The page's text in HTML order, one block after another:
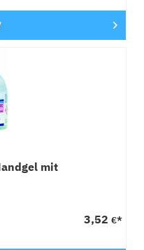
mit
3,52 €*